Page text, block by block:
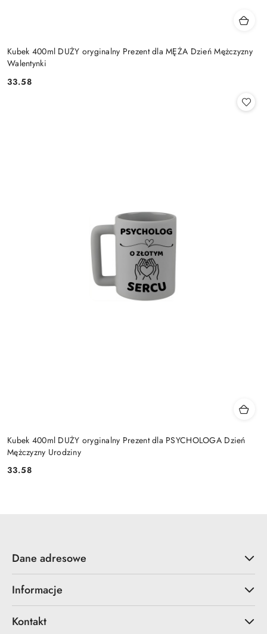
Kubek 400ml DUŻY oryginalny Prezent dla MĘŻA Dzień Mężczyzny
Walentynki
Cena:
33.58
Kubek 400ml DUŻY oryginalny Prezent dla PSYCHOLOGA Dzień
Mężczyzny Urodziny
Cena:
33.58
Dane adresowe
Informacje
Kontakt